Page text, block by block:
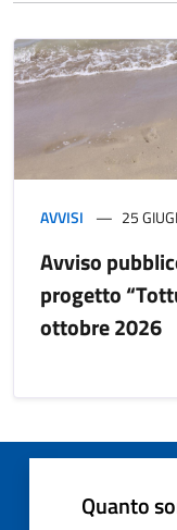
AVVISI 25
Avviso
progetto
ottobre 2026
Quanto